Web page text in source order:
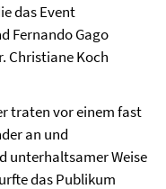
das Event
Fernando Gago
Christiane Koch
traten vor einem fast
an und
unterhaltsamer Weise
das Publikum